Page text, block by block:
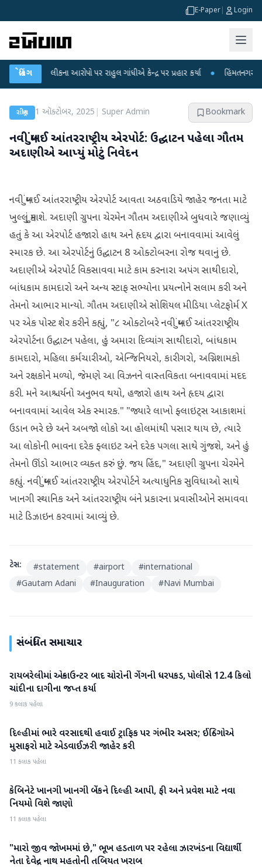
E-Paper Login
બ્રેકિંગ
લીકના આરોપો પર રાહુલ ગાંધીએ કેન્દ્ર પર પ્રહાર કર્યા ● હિંમતનગરમાં
રાષ્ટ્રીય 1 ઑક્ટોબર, 2025 Super Admin Bookmark
નવી મુંબઈ આંતરરાષ્ટ્રીય એરપોર્ટ: ઉદ્ઘાટન પહેલા ગૌતમ
અદાણીએ આપ્યું મોટું નિવેદન
નવી મુંબઈ આંતરરાષ્ટ્રીય એરપોર્ટ આવતા અઠવાડિયે જાહેર જનતા માટે
ખુલ્લું મુકાશે. અદાણી ગ્રુપના ચેરમેન ગૌતમ અદાણીએ બુધવારે જણાવ્યું
હતું કે આ એરપોર્ટ હજારો હાથ અને હૃદય દ્વારા બનાવવામાં આવેલું
સ્મારક છે. આ એરપોર્ટનું ઉદ્ઘાટન 8 ઓક્ટોબરના રોજ થવાનું છે.
અદાણીએ એરપોર્ટ વિકસાવવા માટે કામ કરનારા અપંગ સાથીદારો,
બાંધકામ કામદારો અને અન્ય સ્ટાફ સભ્યોના પ્રયત્નોને સલામ કરી અને
તેમનો આભાર માન્યો. ગૌતમ અદાણીએ સોશિયલ મીડિયા પ્લેટફોર્મ X
પર એક પોસ્ટ શેર કરીને કહ્યું, "૮ ઓક્ટોબરે નવી મુંબઈ આંતરરાષ્ટ્રીય
એરપોર્ટના ઉદ્ઘાટન પહેલા, હું અમારા દિવ્યાંગ સાથીદારો, બાંધકામ
કામદારો, મહિલા કર્મચારીઓ, એન્જિનિયરો, કારીગરો, અગ્નિશામકો
અને રક્ષકોને મળ્યો, જેમણે આ વિઝનને વાસ્તવિકતા બનાવવામાં મદદ
કરી. મને આશ્ચર્યનો અનુભવ થયો, હજારો હાથ અને હૃદય દ્વારા
બનાવવામાં આવેલ એક સ્મારક." "જ્યારે લાખો ફ્લાઇટ્સ આકાશમાં
ઉડાન ભરે છે અને અબજો લોકો આ હોલમાંથી પસાર થાય છે, ત્યારે
આ લોકોની ભાવના દરેક ફ્લાઇટ અને દરેક પગલા સાથે ગુંજશે, અને હું
તેમનો ઊંડો આભાર વ્યક્ત કરું છું. જય હિંદ," અદાણી ગ્રુપના ચેરમેને
કહ્યું. નવી મુંબઈ આંતરરાષ્ટ્રીય એરપોર્ટને અત્યાધુનિક સુવિધાઓ સાથે
ખાનગી સ્થાનિક અને આંતરરાષ્ટ્રીય બંને પ્રકારના પ્રવાસીઓને સમાવવા
માટે ડિઝાઇન કરવામાં આવ્યું છે.
ટેગ્સ: #statement #airport #international
#Gautam Adani #Inauguration #Navi Mumbai
સંબંધિત સમાચાર
રાષ્ટ્રીય
રાયબરેલીમાં એન્કાઉન્ટર બાદ ચોરોની ગેંગની ધરપકડ, પોલીસે 12.4 કિલો
ચાંદીના દાગીના જપ્ત કર્યા
9 કલાક પહેલા
રાષ્ટ્રીય
દિલ્હીમાં ભારે વરસાદથી હવાઈ ટ્રાફિક પર ગંભીર અસર; ઈન્ડિગોએ
મુસાફરો માટે એડવાઈઝરી જાહેર કરી
11 કલાક પહેલા
રાષ્ટ્રીય
કેબિનેટે ખાનગી ખાનગી બેંકને દિલ્હી આપી, ફી અને પ્રવેશ માટે નવા
નિયમો વિશે જાણો
11 કલાક પહેલા
રાષ્ટ્રીય
"મારો જીવ જોખમમાં છે," ભૂખ હડતાળ પર રહેલા ઝારખંડના વિદ્યાર્થી
નેતા દેવેન્દ્ર નાથ મહતોની તબિયત ખરાબ